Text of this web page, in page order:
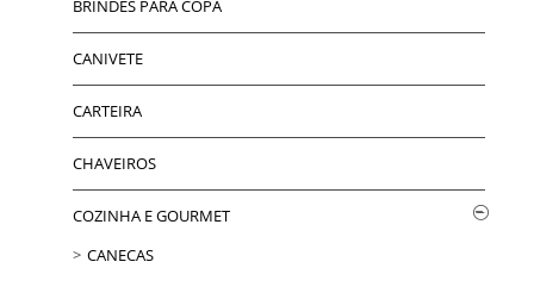
BRINDES PARA COPA
CANIVETE
CARTEIRA
CHAVEIROS
COZINHA E GOURMET
CANECAS